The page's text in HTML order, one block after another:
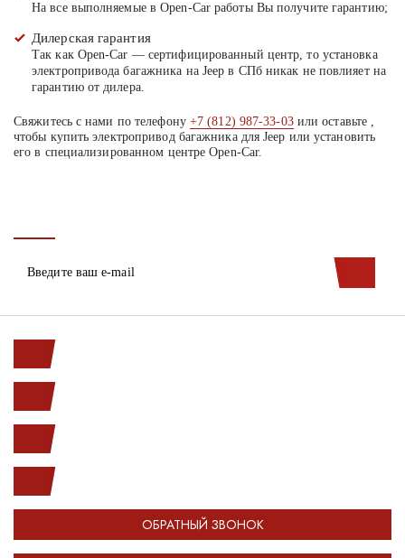
На все выполняемые в Open-Car работы Вы получите гарантию;
Дилерская гарантия
Так как Open-Car — сертифицированный центр, то установка
электропривода багажника на Jeep в СПб никак не повлияет на
гарантию от дилера.
Свяжитесь с нами по телефону +7 (812) 987-33-03или оставьте ,
чтобы купить электропривод багажника для Jeep или установить
его в специализированном центре Open-Car.
ОБРАТНЫЙ ЗВОНОК